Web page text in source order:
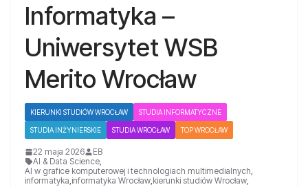
Informatyka –
Uniwersytet WSB
Merito Wrocław
KIERUNKI STUDIÓW WROCŁAW STUDIA INFORMATYCZNE
STUDIA INŻYNIERSKIE STUDIA WROCŁAW TOP WROCŁAW
22 maja 2026
EB
AI & Data Science,
AI w grafice komputerowej i technologiach multimedialnych,
informatyka,informatyka Wrocław,kierunki studiów Wrocław,